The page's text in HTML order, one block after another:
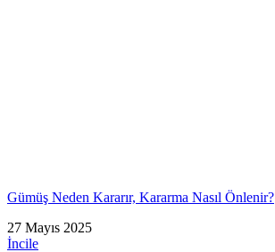
Gümüş Neden Kararır, Kararma Nasıl Önlenir?
27 Mayıs 2025
İncile